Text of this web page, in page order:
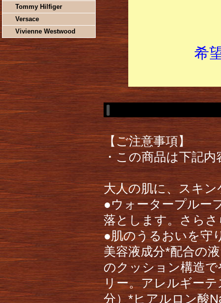
Tommy Hilfiger
Versace
Vivienne Westwood
希
【ご注意事項】
・この商品は下記
大人の肌に、スキ
●ウォータープルー
落とします。さら
●肌のうるおいを守
美容液成分*配合の
のクッション構造
リー。アレルギー
分）*ヒアルロン酸